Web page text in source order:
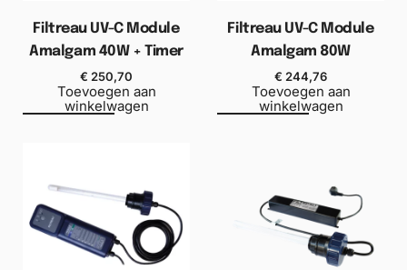
Filtreau UV-C Module
Amalgam 40W + Timer
€ 250,70
Toevoegen aan
winkelwagen
Filtreau UV-C Module
Amalgam 80W
€ 244,76
Toevoegen aan
winkelwagen